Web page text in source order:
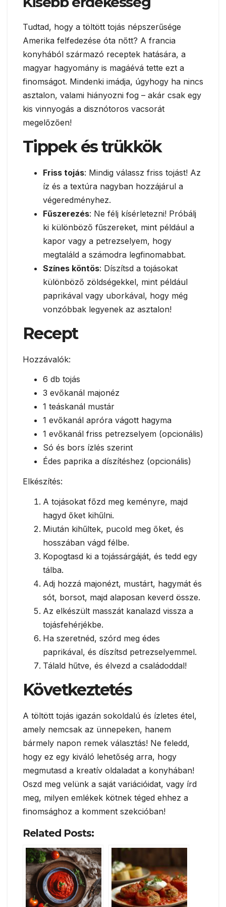
Tudtad, hogy a töltött tojás népszerűsége
Amerika felfedezése óta nőtt? A francia
konyhából származó receptek hatására, a
magyar hagyomány is magáévá tette ezt a
finomságot. Mindenki imádja, úgyhogy ha nincs
asztalon, valami hiányozni fog – akár csak egy
kis vinnyogás a disznótoros vacsorát
megelőzően!
Tippek és trükkök
Friss tojás: Mindig válassz friss tojást! Az
íz és a textúra nagyban hozzájárul a
végeredményhez.
Fűszerezés: Ne félj kísérletezni! Próbálj
ki különböző fűszereket, mint például a
kapor vagy a petrezselyem, hogy
megtaláld a számodra legfinomabbat.
Színes köntös: Díszítsd a tojásokat
különböző zöldségekkel, mint például
paprikával vagy uborkával, hogy még
vonzóbbak legyenek az asztalon!
Recept
Hozzávalók:
6 db tojás
3 evőkanál majonéz
1 teáskanál mustár
1 evőkanál apróra vágott hagyma
1 evőkanál friss petrezselyem (opcionális)
Só és bors ízlés szerint
Édes paprika a díszítéshez (opcionális)
Elkészítés:
A tojásokat főzd meg keményre, majd
hagyd őket kihűlni.
Miután kihűltek, pucold meg őket, és
hosszában vágd félbe.
Kopogtasd ki a tojássárgáját, és tedd egy
tálba.
Adj hozzá majonézt, mustárt, hagymát és
sót, borsot, majd alaposan keverd össze.
Az elkészült masszát kanalazd vissza a
tojásfehérjékbe.
Ha szeretnéd, szórd meg édes
paprikával, és díszítsd petrezselyemmel.
Tálald hűtve, és élvezd a családoddal!
Következtetés
A töltött tojás igazán sokoldalú és ízletes étel,
amely nemcsak az ünnepeken, hanem
bármely napon remek választás! Ne feledd,
hogy ez egy kiváló lehetőség arra, hogy
megmutasd a kreatív oldaladat a konyhában!
Oszd meg velünk a saját variációidat, vagy írd
meg, milyen emlékek kötnek téged ehhez a
finomsághoz a komment szekcióban!
Related Posts: